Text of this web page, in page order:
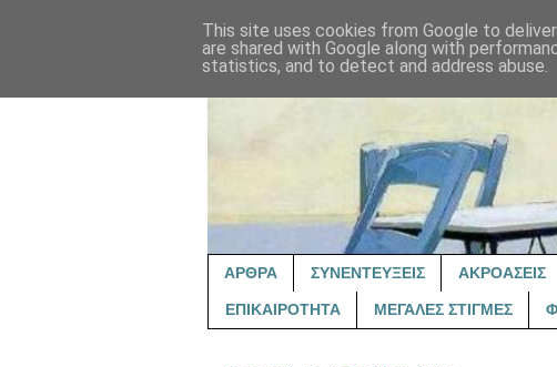
ΑΡΘΡΑ ΣΥΝΕΝΤΕΥΞΕΙΣ ΑΚΡΟΑΣΕΙΣ
ΕΠΙΚΑΙΡΟΤΗΤΑ ΜΕΓΑΛΕΣ ΣΤΙΓΜΕΣ
This site uses cookies from Google to
are shared with Google along with
statistics, and to detect and address abuse.